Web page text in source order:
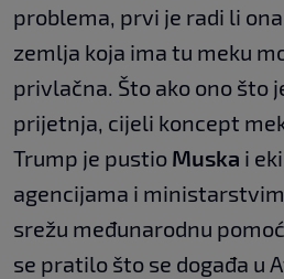
problema, prvi je radi li
zemlja koja ima tu meku
privlačna. Što ako ono što
prijetnja, cijeli koncept
Trump je pustio Muska i
agencijama i
srežu međunarodnu
se pratilo što se događa u